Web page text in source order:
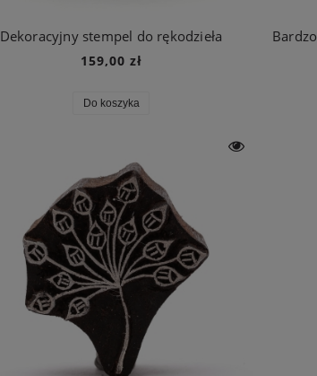
Dekoracyjny stempel do rękodzieła
159,00 zł
Do koszyka